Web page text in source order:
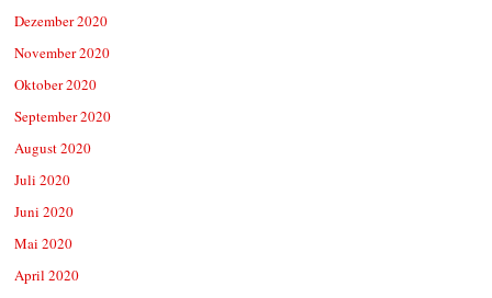
Dezember 2020
November 2020
Oktober 2020
September 2020
August 2020
Juli 2020
Juni 2020
Mai 2020
April 2020